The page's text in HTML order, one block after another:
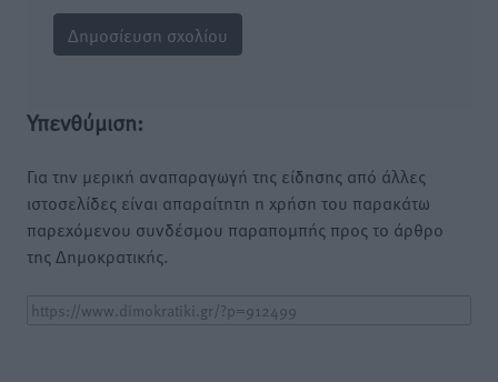
Υπενθύμιση:
Για την μερική αναπαραγωγή της είδησης από άλλες
ιστοσελίδες είναι απαραίτητη η χρήση του παρακάτω
παρεχόμενου συνδέσμου παραπομπής προς το άρθρο
της Δημοκρατικής.